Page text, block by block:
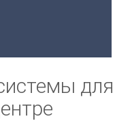
для